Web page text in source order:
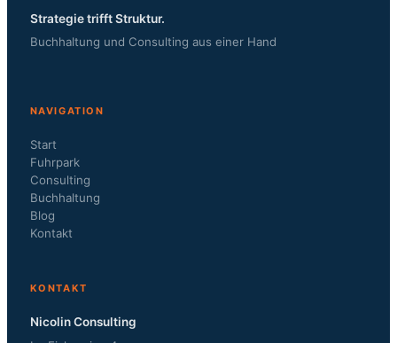
Strategie trifft Struktur.
Buchhaltung und Consulting aus einer Hand
NAVIGATION
Start
Fuhrpark
Consulting
Buchhaltung
Blog
Kontakt
KONTAKT
Nicolin Consulting